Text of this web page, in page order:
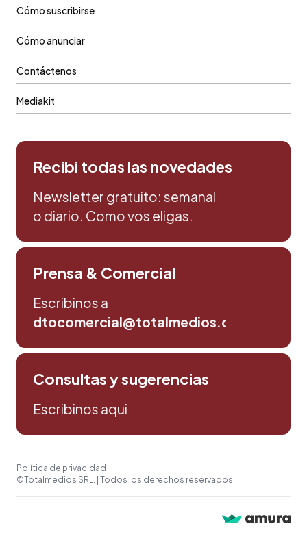
Cómo suscribirse
Cómo anunciar
Contáctenos
Mediakit
Recibi todas las novedades
Newsletter gratuito: semanal
o diario. Como vos eligas.
Prensa & Comercial
Escribinos a
dtocomercial@totalmedios.com
Consultas y sugerencias
Escribinos aqui
Política de privacidad
©Totalmedios SRL. | Todos los derechos reservados